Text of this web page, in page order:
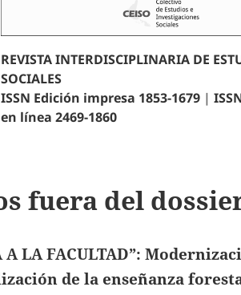
REVISTA INTERDISCIPLINARIA DE
SOCIALES
ISSN Edición impresa 1853-1679|
en línea 2469-1860
fuera del
A LA FACULTAD”:
de la enseñanza